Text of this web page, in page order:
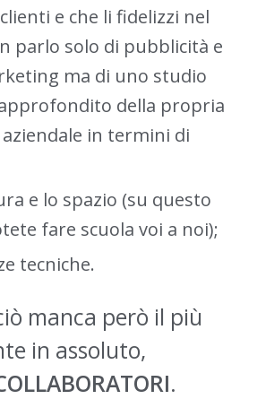
e che li fidelizzi nel
parlo solo di pubblicità e
ma di uno studio
della propria
in termini di
e lo spazio (su questo
fare scuola voi a noi);
tecniche.
manca però il più
in assoluto,
.